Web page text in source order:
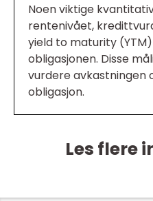
Noen viktige
rentenivået,
yield to maturity
obligasjonen. Disse
vurdere avkastningen
obligasjon.
Les flere